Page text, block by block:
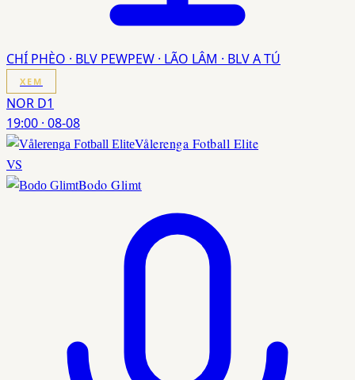
CHÍ PHÈO · BLV PEWPEW · LÃO LÂM · BLV A TÚ
XEM
NOR D1
19:00 · 08-08
Vålerenga Fotball Elite
VS
Bodo Glimt